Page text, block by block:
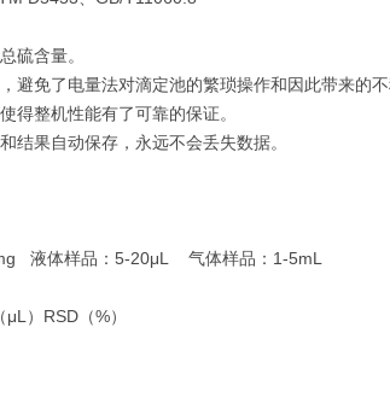
硫含量。
避免了电量法对滴定池的繁琐操作和因此带来的
得整机性能有了可靠的保证。
结果自动保存，永远不会丢失数据。
液体样品：5-20μL 气体样品：1-5mL
） RSD（%）